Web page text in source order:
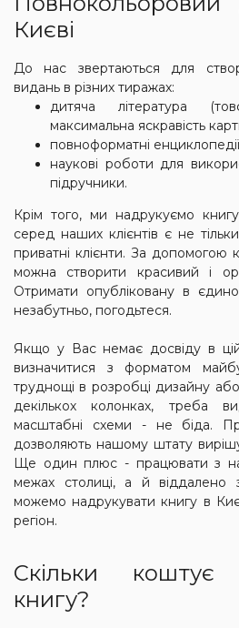
Києві
До нас звертаються для
видань в різних тиражах:
дитяча література
максимальна яскравість
повноформатні
наукові роботи для
підручники.
Крім того, ми надрукуємо
серед наших клієнтів є не
приватні клієнти. За допомогою
можна створити красивий і
Отримати опубліковану в
незабутньо, погодьтеся.
Якщо у Вас немає досвіду в
визначитися з форматом
труднощі в розробці дизайну
декількох колонках, треба
масштабні схеми - не біда.
дозволяють нашому штату
Ще один плюс - працювати з
межах столиці, а й
можемо надрукувати книгу в
регіон.
Скільки коштує
книгу?